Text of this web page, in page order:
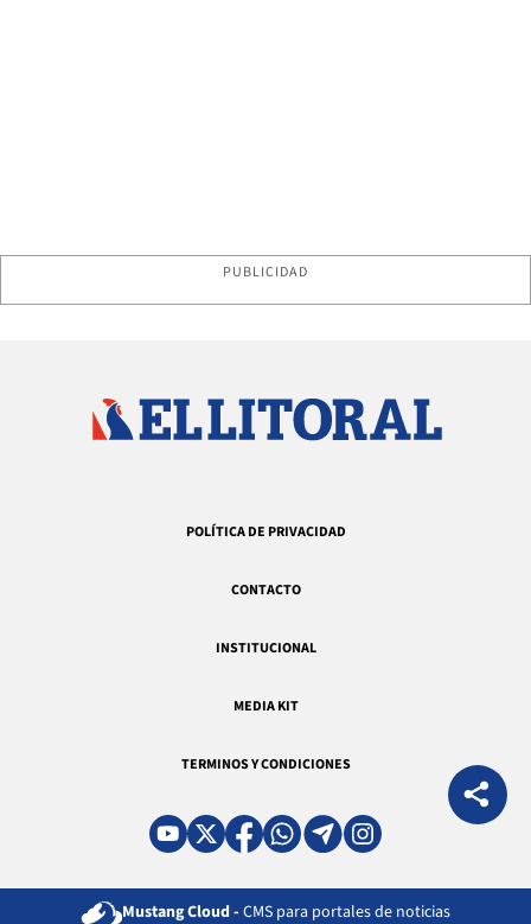
PUBLICIDAD
POLÍTICA DE PRIVACIDAD
CONTACTO
INSTITUCIONAL
MEDIA KIT
TERMINOS Y CONDICIONES
Mustang Cloud - CMS para portales de noticias